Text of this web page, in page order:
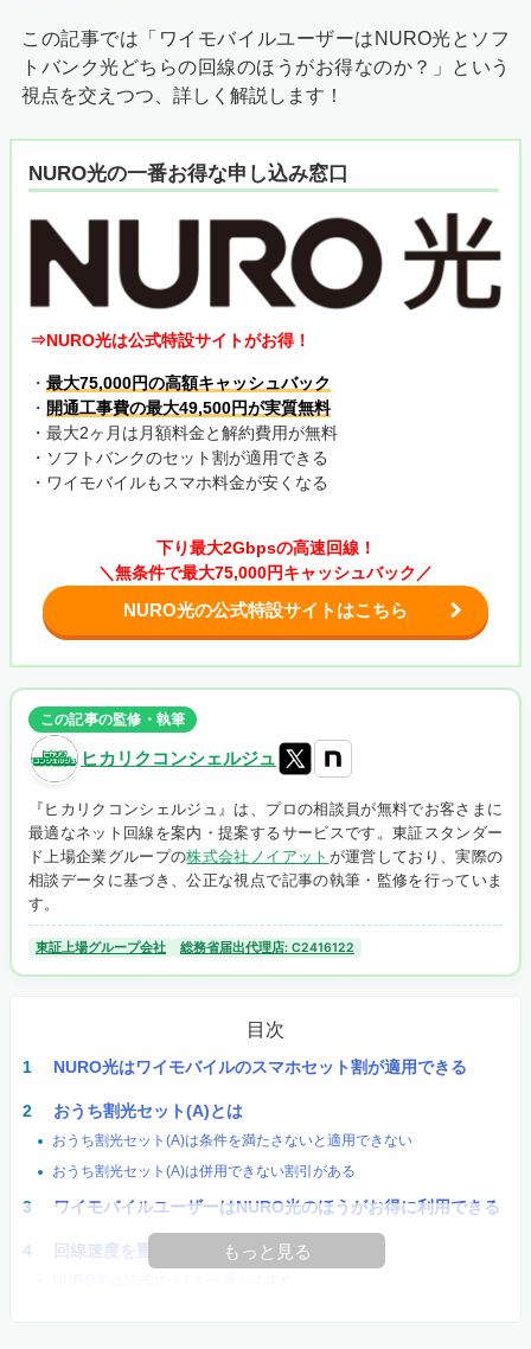
この記事では「ワイモバイルユーザーはNURO光とソフ
トバンク光どちらの回線のほうがお得なのか？」という
視点を交えつつ、詳しく解説します！
NURO光の一番お得な申し込み窓口
⇒NURO光は公式特設サイトがお得！
・ 最大75,000円の高額キャッシュバック
・ 開通工事費の最大49,500円が実質無料
・最大2ヶ月は月額料金と解約費用が無料
・ソフトバンクのセット割が適用できる
・ワイモバイルもスマホ料金が安くなる
下り最大2Gbpsの高速回線！
＼無条件で最大75,000円キャッシュバック／
NURO光の公式特設サイトはこちら
この記事の監修・執筆
ヒカリクコンシェルジュ
『ヒカリクコンシェルジュ』は、プロの相談員が無料でお客さまに
最適なネット回線を案内・提案するサービスです。東証スタンダー
ド上場企業グループの株式会社ノイアット が運営しており、実際の
相談データに基づき、公正な視点で記事の執筆・監修を行っていま
す。
東証上場グループ会社 総務省届出代理店: C2416122
目次
NURO光はワイモバイルのスマホセット割が適用できる
おうち割光セット(A)とは
おうち割光セット(A)は条件を満たさないと適用できない
おうち割光セット(A)は併用できない割引がある
ワイモバイルユーザーはNURO光のほうがお得に利用できる
回線速度を重視するならNURO光がおすすめ
もっと見る